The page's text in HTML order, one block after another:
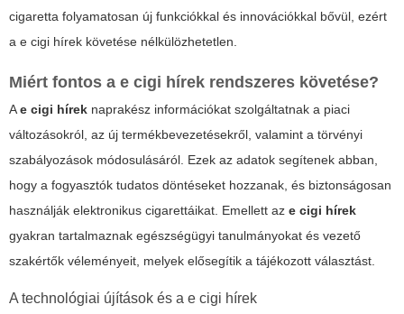
cigaretta folyamatosan új funkciókkal és innovációkkal bővül, ezért
a e cigi hírek követése nélkülözhetetlen.
Miért fontos a e cigi hírek rendszeres követése?
Ae cigi hírek naprakész információkat szolgáltatnak a piaci
változásokról, az új termékbevezetésekről, valamint a törvényi
szabályozások módosulásáról. Ezek az adatok segítenek abban,
hogy a fogyasztók tudatos döntéseket hozzanak, és biztonságosan
használják elektronikus cigarettáikat. Emellett az e cigi hírek
gyakran tartalmaznak egészségügyi tanulmányokat és vezető
szakértők véleményeit, melyek elősegítik a tájékozott választást.
A technológiai újítások és a e cigi hírek